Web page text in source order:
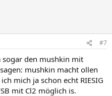
#7
sogar den mushkin mit
mushkin macht ollen
mich ja schon echt RIESIG
mit Cl2 möglich is.